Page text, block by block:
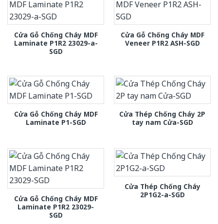
Cửa Gỗ Chống Cháy MDF
Laminate P1R2 23029-a-
SGD
Cửa Gỗ Chống Cháy MDF
Veneer P1R2 ASH-SGD
Cửa Gỗ Chống Cháy MDF
Laminate P1-SGD
Cửa Thép Chống Cháy 2P
tay nam Cửa-SGD
Cửa Gỗ Chống Cháy MDF
Laminate P1R2 23029-
SGD
Cửa Thép Chống Cháy
2P1G2-a-SGD